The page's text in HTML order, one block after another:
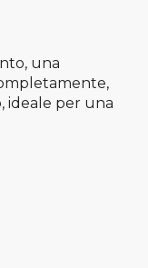
una
ideale per una